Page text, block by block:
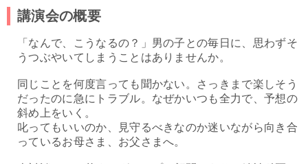
講演会の概要
「なんで、こうなるの？」男の子との毎日に、思わずそ
うつぶやいてしまうことはありませんか。
同じことを何度言っても聞かない。さっきまで楽しそう
だったのに急にトラブル。なぜかいつも全力で、予想の
斜め上をいく。
叱ってもいいのか、見守るべきなのか迷いながら向き合
っているお母さま、お父さまへ。